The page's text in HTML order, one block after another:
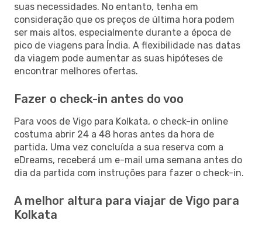
suas necessidades. No entanto, tenha em
consideração que os preços de última hora podem
ser mais altos, especialmente durante a época de
pico de viagens para Índia. A flexibilidade nas datas
da viagem pode aumentar as suas hipóteses de
encontrar melhores ofertas.
Fazer o check-in antes do voo
Para voos de Vigo para Kolkata, o check-in online
costuma abrir 24 a 48 horas antes da hora de
partida. Uma vez concluída a sua reserva com a
eDreams, receberá um e-mail uma semana antes do
dia da partida com instruções para fazer o check-in.
A melhor altura para viajar de Vigo para
Kolkata